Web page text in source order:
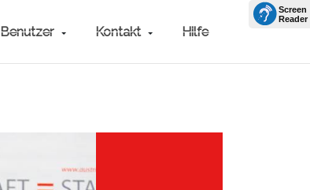
Benutzer Kontakt Hilfe